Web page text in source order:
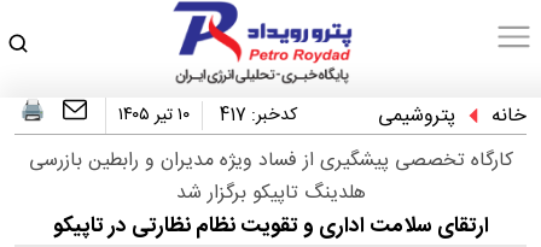
خانه پتروشیمی کدخبر: 417 ۱۰ تیر ۱۴۰۵
کارگاه تخصصی پیشگیری از فساد ویژه مدیران و رابطین بازرسی
هلدینگ تاپیکو برگزار شد
ارتقای سلامت اداری و تقویت نظام نظارتی در تاپیکو